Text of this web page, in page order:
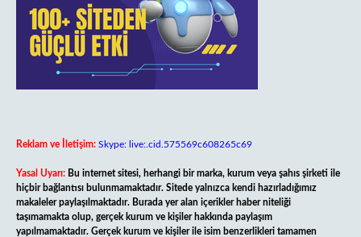
Reklam ve İletişim: Skype: live:.cid.575569c608265c69
Yasal Uyarı: Bu internet sitesi, herhangi bir marka, kurum veya şahıs şirketi ile
hiçbir bağlantısı bulunmamaktadır. Sitede yalnızca kendi hazırladığımız
makaleler paylaşılmaktadır. Burada yer alan içerikler haber niteliği
taşımamakta olup, gerçek kurum ve kişiler hakkında paylaşım
yapılmamaktadır. Gerçek kurum ve kişiler ile isim benzerlikleri tamamen